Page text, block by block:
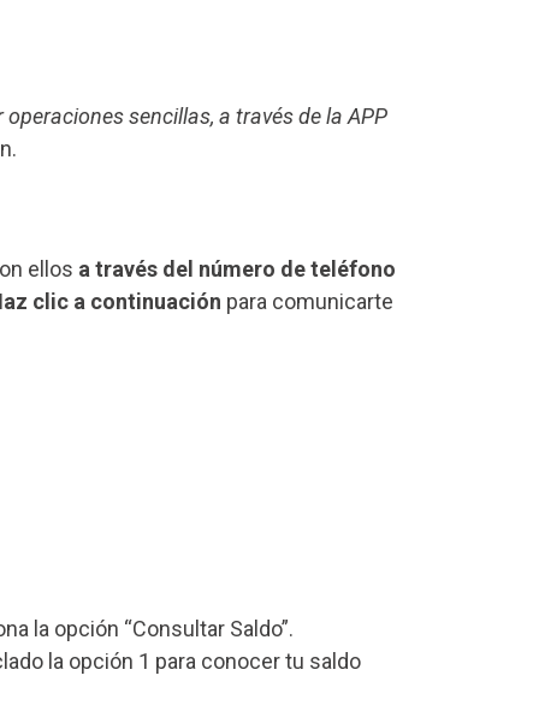
sencillas, a través de la APP
ellos a través del número de teléfono
clic a continuación para comunicarte
la opción “Consultar Saldo”.
la opción 1 para conocer tu saldo